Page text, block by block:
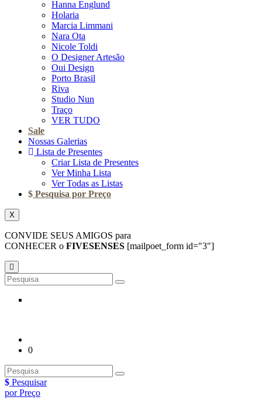
Hanna Englund
Holaria
Marcia Limmani
Nara Ota
Nicole Toldi
O Designer Artesão
Oui Design
Porto Brasil
Riva
Studio Nun
Traço
VER TUDO
Sale
Nossas Galerias
Lista de Presentes
Criar Lista de Presentes
Ver Minha Lista
Ver Todas as Listas
Pesquisa por Preço
X
CONVIDE SEUS AMIGOS para
CONHECER o FIVESENSES [mailpoet_form id="3"]
0
Pesquisar
por Preço